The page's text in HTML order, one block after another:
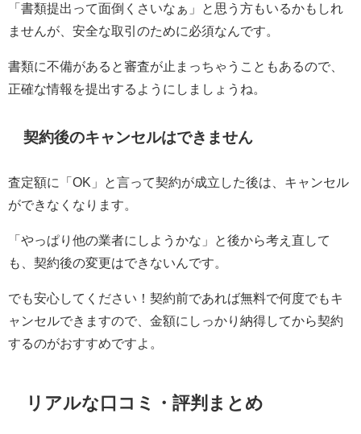
「書類提出って面倒くさいなぁ」と思う方もいるかもしれ
ませんが、安全な取引のために必須なんです。
書類に不備があると審査が止まっちゃうこともあるので、
正確な情報を提出するようにしましょうね。
契約後のキャンセルはできません
査定額に「OK」と言って契約が成立した後は、キャンセル
ができなくなります。
「やっぱり他の業者にしようかな」と後から考え直して
も、契約後の変更はできないんです。
でも安心してください！契約前であれば無料で何度でもキ
ャンセルできますので、金額にしっかり納得してから契約
するのがおすすめですよ。
リアルな口コミ・評判まとめ